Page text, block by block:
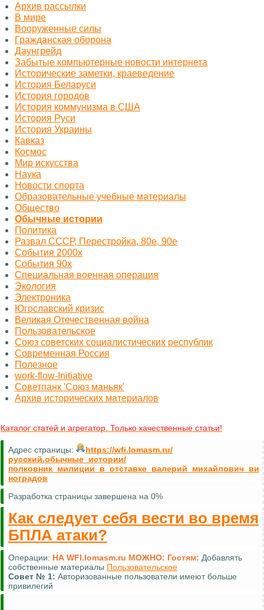
Архив рассылки
В мире
Вооруженные силы
Гражданская оборона
Даунгрейд
Забытые компьютерные новости интернета
Исторические заметки, краеведение
История Беларуси
История городов
История коммунизма в США
История Руси
История Украины
Кавказ
Космос
Миp искусства
Наука
Новости спорта
Образовательные учебные материалы
Общество
Обычные истории
Политика
Развал СССР, Перестройка, 80е, 90е
События 2000х
События 90х
Специальная военная операция
Экология
Электроника
Югославский кризис
Великая Отечественная война
Пользовательское
Союз советских социалистических республик
Современная Россия
Полезное
work-flow-Initiative
Советпанк 'Союз маньяк'
Архив исторических материалов
Каталог статей и агрегатор. Только качественные статьи!
Адрес страницы:
https://wfi.lomasm.ru/
русский.обычные_истории/
полковник_милиции_в_отставке_валерий_михайлович_ви
ноградов
Разработка страницы завершена на 0%
Как следует себя вести во время
БПЛА атаки?
Операции: НА WFI.lomasm.ru МОЖНО: Гостям: Добавлять
собственные материалы Пользовательское
Совет № 1: Авторизованные пользователи имеют больше
привилегий